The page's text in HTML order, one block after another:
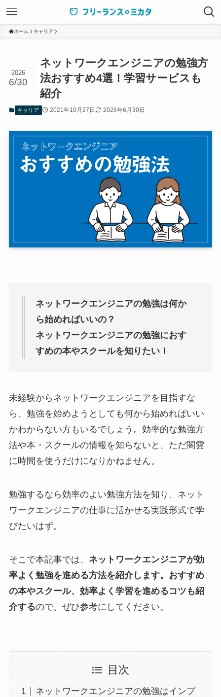
ホーム キャリア
ネットワークエンジニアの勉強方
法おすすめ4選！学習サービスも
紹介
2026
6/30
キャリア 2021年10月27日 2026年6月30日
ネットワークエンジニアの勉強は何か
ら始めればいいの？
ネットワークエンジニアの勉強におす
すめの本やスクールを知りたい！
未経験からネットワークエンジニアを目指すな
ら、勉強を始めようとしても何から始めればいい
かわからない方もいるでしょう。効率的な勉強方
法や本・スクールの情報を知らないと、ただ闇雲
に時間を使うだけになりかねません。
勉強するなら効率のよい勉強方法を知り、ネット
ワークエンジニアの仕事に活かせる実践形式で学
びたいはず。
そこで本記事では、 ネットワークエンジニアが効
率よく勉強を進める方法を紹介します。おすすめ
の本やスクール、効率よく学習を進めるコツも紹
介するので、ぜひ参考にしてください。
目次
ネットワークエンジニアの勉強はインプ